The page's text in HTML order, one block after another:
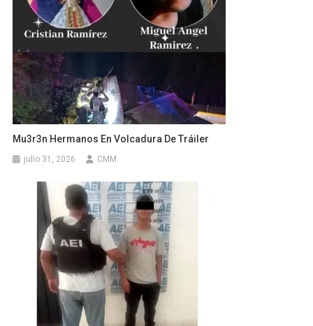
Mu3r3n Hermanos En Volcadura De Tráiler
julio 31, 2026 CMM